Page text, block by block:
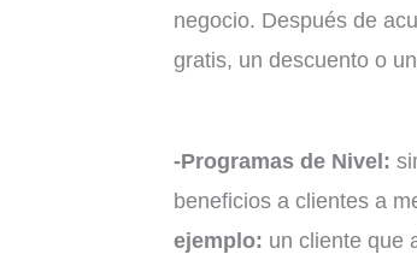
negocio. Después de
gratis, un descuento o
-Programas de Nivel:
beneficios a clientes a
ejemplo: un cliente que